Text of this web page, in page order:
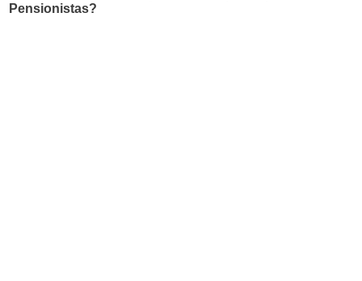
Pensionistas?